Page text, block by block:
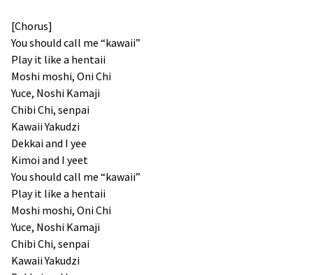
[Chorus]
You should call me “kawaii”
Play it like a hentaii
Moshi moshi, Oni Chi
Yuce, Noshi Kamaji
Chibi Chi, senpai
Kawaii Yakudzi
Dekkai and I yee
Kimoi and I yeet
You should call me “kawaii”
Play it like a hentaii
Moshi moshi, Oni Chi
Yuce, Noshi Kamaji
Chibi Chi, senpai
Kawaii Yakudzi